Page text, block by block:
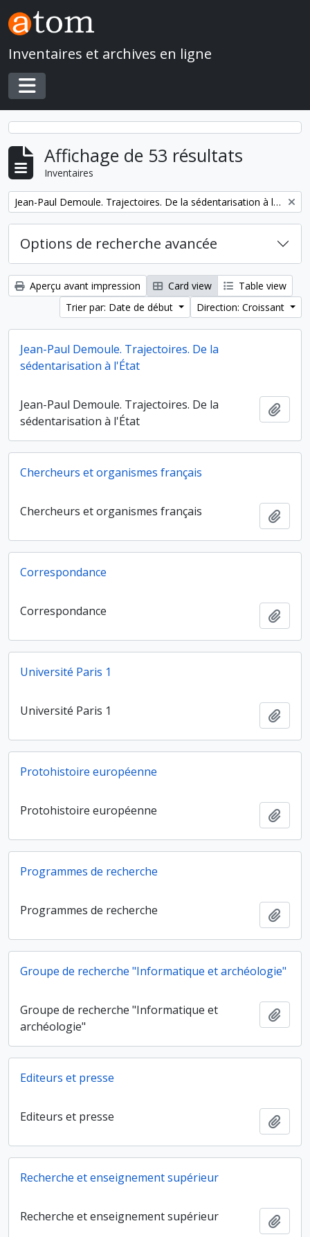
Skip to main content
Inventaires et archives en ligne
Toggle navigation
Affichage de 53 résultats
Inventaires
Remove filter: Jean-Paul Demoule. Trajectoires. De la sédentarisation à l'État
Options de recherche avancée
Aperçu avant impression Card view
Table view
Trier par: Date de début
Direction: Croissant
Jean-Paul Demoule. Trajectoires. De la
sédentarisation à l'État
Jean-Paul Demoule. Trajectoires. De la
sédentarisation à l'État
Chercheurs et organismes français
Chercheurs et organismes français
Correspondance
Correspondance
Université Paris 1
Université Paris 1
Protohistoire européenne
Protohistoire européenne
Programmes de recherche
Programmes de recherche
Groupe de recherche "Informatique et archéologie"
Groupe de recherche "Informatique et
archéologie"
Editeurs et presse
Editeurs et presse
Recherche et enseignement supérieur
Recherche et enseignement supérieur